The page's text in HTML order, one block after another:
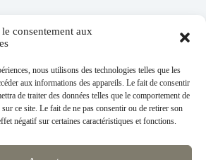
consentement aux
nous utilisons des technologies telles que les
aux informations des appareils. Le fait de consentir
de traiter des données telles que le comportement de
ce site. Le fait de ne pas consentir ou de retirer son
négatif sur certaines caractéristiques et fonctions.
03